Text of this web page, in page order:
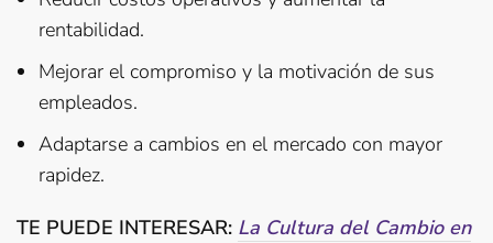
rentabilidad.
Mejorar el compromiso y la motivación de sus
empleados.
Adaptarse a cambios en el mercado con mayor
rapidez.
TE PUEDE INTERESAR: La Cultura del Cambio en